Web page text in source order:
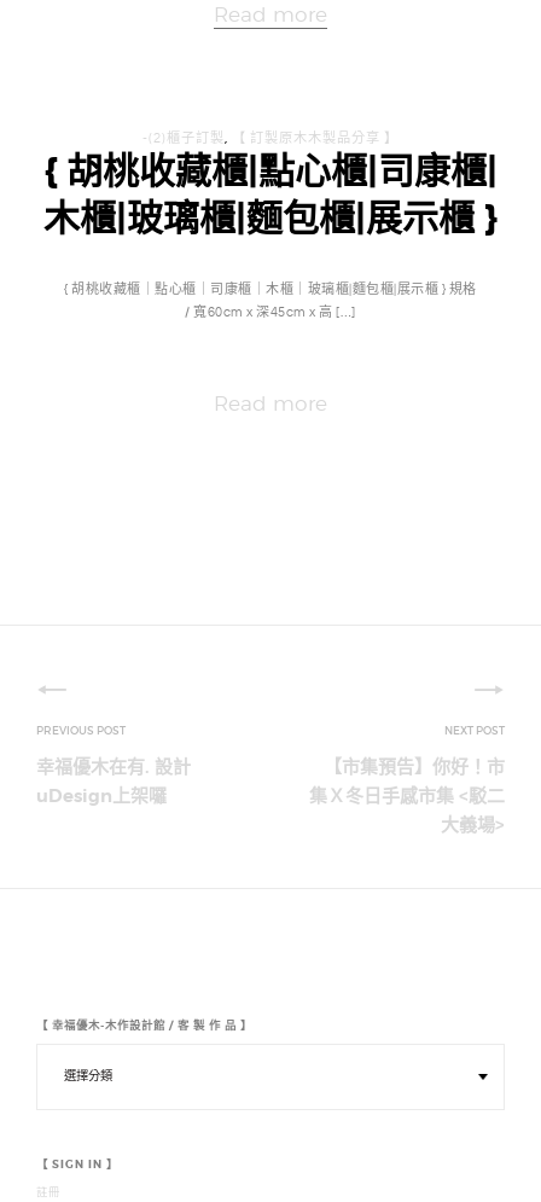
Read more
-(2)櫃子訂製, 【 訂製原木木製品分享 】
{ 胡桃收藏櫃|點心櫃|司康櫃|
木櫃|玻璃櫃|麵包櫃|展示櫃 }
{ 胡桃收藏櫃｜點心櫃｜司康櫃｜木櫃｜玻璃櫃|麵包櫃|展示櫃 } 規格
/ 寬60cm x 深45cm x 高 […]
Read more
文
章
導
幸福優木在有. 設計
uDesign上架囉
【市集預告】你好！市
集Ｘ冬日手感市集 <駁二
大義場>
【 幸福優木-木作設計館 / 客 製 作 品 】
木
設
【 SIGN IN 】
註冊